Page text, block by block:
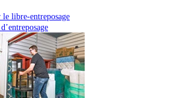
le libre-entreposage